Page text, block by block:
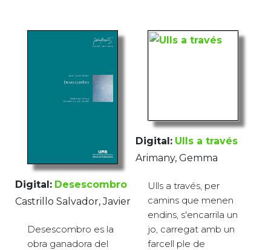
Digital: Desescombro
Castrillo Salvador, Javier
Desescombro es la
obra ganadora del
Digital: Ulls a través
Arimany, Gemma
Ulls a través, per
camins que menen
endins, s'encarrila un
jo, carregat amb un
farcell ple de